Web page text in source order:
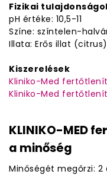
Fizikai
pH értéke: 10,5-11
Színe: színtelen-
Illata: Erős illat (citrus)
Kiszerelések
Kliniko-Med
Kliniko-Med
KLINIKO-MED
a minőség
Minőségét megőrzi: 2